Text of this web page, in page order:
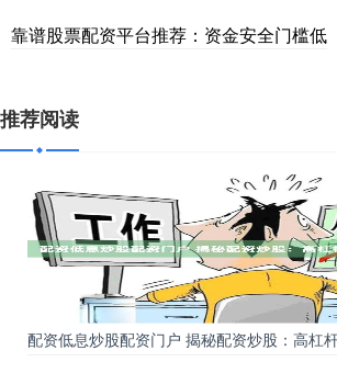
靠谱股票配资平台推荐：资金安全门槛低
推荐阅读
配资低息炒股配资门户 揭秘配资炒股：高杠